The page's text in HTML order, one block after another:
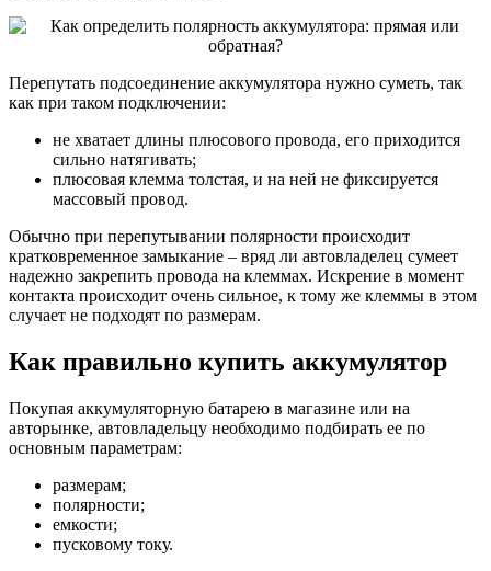
Перепутать подсоединение аккумулятора нужно суметь, так
как при таком подключении:
не хватает длины плюсового провода, его приходится
сильно натягивать;
плюсовая клемма толстая, и на ней не фиксируется
массовый провод.
Обычно при перепутывании полярности происходит
кратковременное замыкание – вряд ли автовладелец сумеет
надежно закрепить провода на клеммах. Искрение в момент
контакта происходит очень сильное, к тому же клеммы в этом
случает не подходят по размерам.
Как правильно купить аккумулятор
Покупая аккумуляторную батарею в магазине или на
авторынке, автовладельцу необходимо подбирать ее по
основным параметрам:
размерам;
полярности;
емкости;
пусковому току.